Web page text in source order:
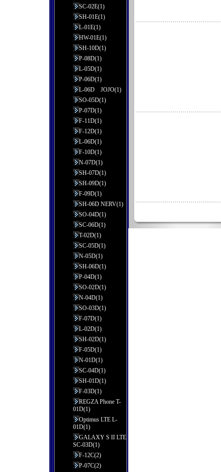
SC-02E(1)
SH-01E(1)
L-01E(1)
HW-01E(1)
SH-10D(1)
P-08D(1)
L-05D(1)
P-06D(1)
L-06D JOJO(1)
SO-05D(1)
P-07D(1)
F-11D(1)
F-12D(1)
L-06D(1)
F-10D(1)
N-07D(1)
SH-07D(1)
SH-09D(1)
F-09D(1)
SH-06D NERV(1)
SO-04D(1)
SC-06D(1)
T-02D(1)
SC-05D(1)
N-05D(1)
SH-06D(1)
P-04D(1)
SO-02D(1)
N-04D(1)
SO-03D(1)
F-07D(1)
L-02D(1)
SH-02D(1)
F-05D(1)
N-01D(1)
SC-04D(1)
SH-01D(1)
F-03D(1)
REGZA Phone T-
01D(1)
Optimus LTE L-
01D(1)
GALAXY S II LTE
SC-03D(1)
F-12C(2)
P-07C(2)